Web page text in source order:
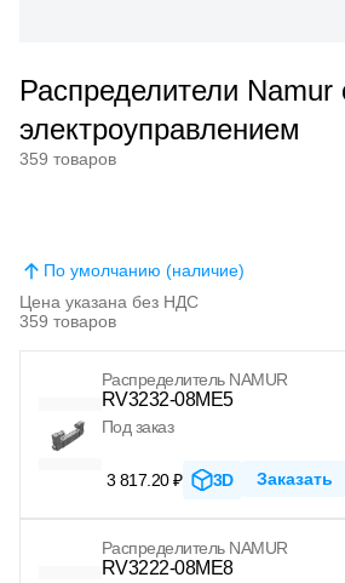
Распределители Namur
электроуправлением
359 товаров
359 товаров
Цена указана без НДС
По умолчанию (наличие)
Распределитель NAMUR
RV3232-08ME5
Под заказ
3 817.20 ₽ 3D Заказать
Распределитель NAMUR
RV3222-08ME8